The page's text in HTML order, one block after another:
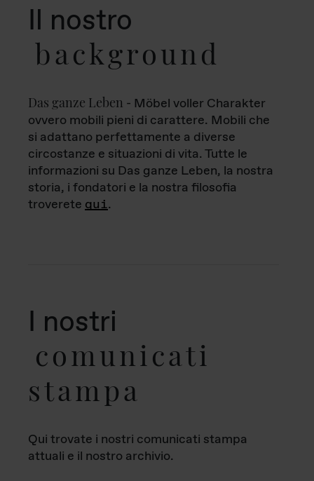
Il nostro
background
Das ganze Leben - Möbel voller Charakter
ovvero mobili pieni di carattere. Mobili che
si adattano perfettamente a diverse
circostanze e situazioni di vita. Tutte le
informazioni su Das ganze Leben, la nostra
storia, i fondatori e la nostra filosofia
troverete qui.
I nostri
comunicati
stampa
Qui trovate i nostri comunicati stampa
attuali e il nostro archivio.